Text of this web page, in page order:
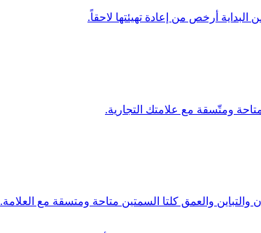
ومتّسقة مع علامتك التجارية.
والعمق كلتا السمتين متاحة ومتسقة مع العلامة.